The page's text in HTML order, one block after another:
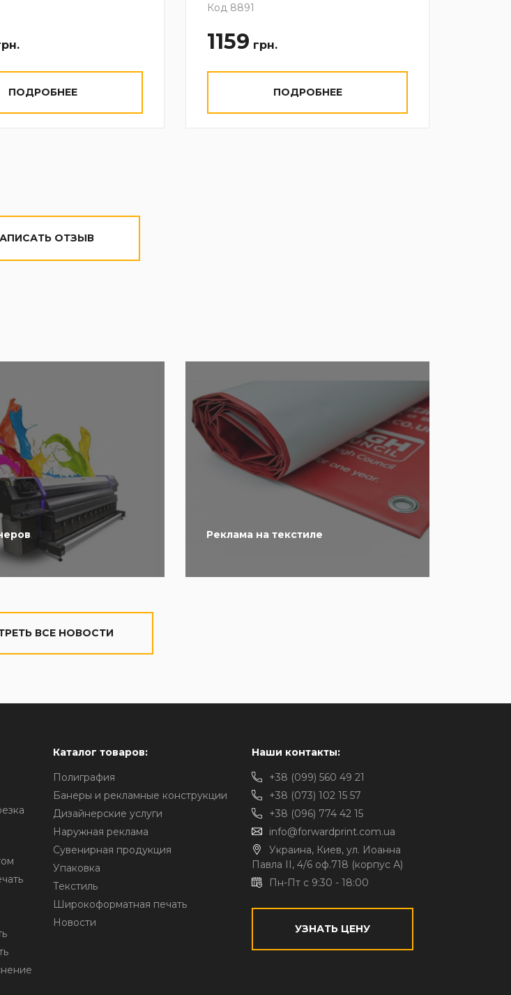
ПОДРОБНЕЕ
Код 8891
1159 грн.
ПОДРОБНЕЕ
ОТЗЫВ
Реклама на текстиле
ВСЕ НОВОСТИ
Каталог товаров:
Полиграфия
Банеры и рекламные конструкции
Дизайнерские услуги
Наружная реклама
Сувенирная продукция
Упаковка
Текстиль
Широкоформатная печать
Новости
Наши контакты:
+38 (099) 560 49 21
+38 (073) 102 15 57
+38 (096) 774 42 15
info@forwardprint.com.ua
Украина, Киев, ул. Иоанна
Павла II, 4/6 оф.718 (корпус А)
Пн-Пт с 9:30 - 18:00
УЗНАТЬ ЦЕНУ